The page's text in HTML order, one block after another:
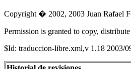
Copyright � 2002, 2003 Juan Rafael
Permission is granted to copy,
$Id: traduccion-libre.xml,v 1.18 2003/